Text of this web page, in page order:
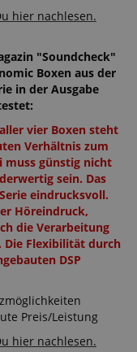
hier nachlesen.
"Soundcheck"
Boxen aus der
in der Ausgabe
vier Boxen steht
Verhältnis zum
muss günstig nicht
sein. Das
eindrucksvoll.
Höreindruck,
die Verarbeitung
Die Flexibilität durch
DSP
Preis/Leistung
hier nachlesen.